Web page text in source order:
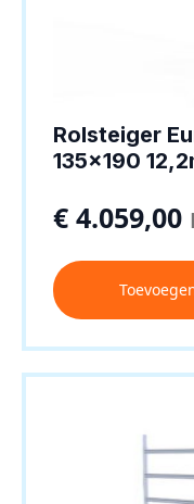
Rolsteiger
135×190
€ 4.059,00